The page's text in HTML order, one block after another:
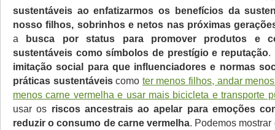
sustentáveis ao enfatizarmos os benefícios da
nosso filhos, sobrinhos e netos nas próximas
a busca por status para promover produtos e
sustentáveis como símbolos de prestígio e reputação.
imitação social para que influenciadores e normas
práticas sustentáveiscomo ter menos filhos, andar
menos carne vermelha e usar mais bicicleta e transporte
usar os riscos ancestrais ao apelar para emoções
reduzir o consumo de carne vermelha. Podemos